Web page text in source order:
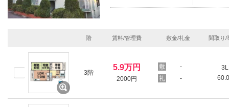
階 賃料/管理費 敷金/礼金 間取り/
3階
5.9万円
2000円
-
-